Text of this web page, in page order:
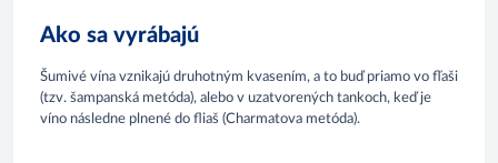
Ako sa vyrábajú
Šumivé vína vznikajú druhotným kvasením, a to buď priamo vo fľaši
(tzv. šampanská metóda), alebo v uzatvorených tankoch, keď je
víno následne plnené do fliaš (Charmatova metóda).